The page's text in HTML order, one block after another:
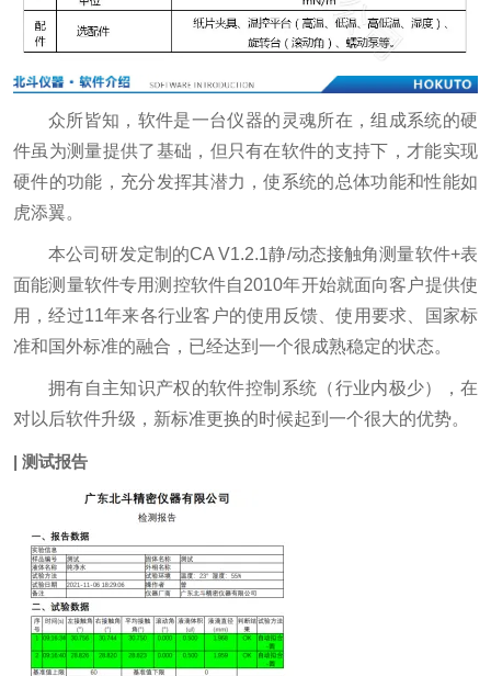
众所皆知，软件是一台仪器的灵魂所在，组成系统的硬
件虽为测量提供了基础，但只有在软件的支持下，才能实现
硬件的功能，充分发挥其潜力，使系统的总体功能和性能如
虎添翼。
本公司研发定制的CA V1.2.1静/动态接触角测量软件+表
面能测量软件专用测控软件自2010年开始就面向客户提供使
用，经过11年来各行业客户的使用反馈、使用要求、国家标
准和国外标准的融合，已经达到一个很成熟稳定的状态。
拥有自主知识产权的软件控制系统（行业内极少），在
对以后软件升级，新标准更换的时候起到一个很大的优势。
| 测试报告